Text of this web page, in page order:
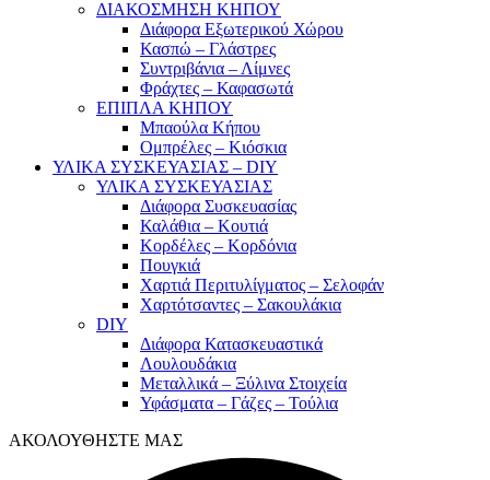
ΔΙΑΚΟΣΜΗΣΗ ΚΗΠΟΥ
Διάφορα Εξωτερικού Χώρου
Κασπώ – Γλάστρες
Συντριβάνια – Λίμνες
Φράχτες – Καφασωτά
ΕΠΙΠΛΑ ΚΗΠΟΥ
Μπαούλα Κήπου
Ομπρέλες – Κιόσκια
ΥΛΙΚΑ ΣΥΣΚΕΥΑΣΙΑΣ – DIY
ΥΛΙΚΑ ΣΥΣΚΕΥΑΣΙΑΣ
Διάφορα Συσκευασίας
Καλάθια – Κουτιά
Κορδέλες – Κορδόνια
Πουγκιά
Χαρτιά Περιτυλίγματος – Σελοφάν
Χαρτότσαντες – Σακουλάκια
DIY
Διάφορα Κατασκευαστικά
Λουλουδάκια
Μεταλλικά – Ξύλινα Στοιχεία
Υφάσματα – Γάζες – Τούλια
ΑΚΟΛΟΥΘΗΣΤΕ ΜΑΣ